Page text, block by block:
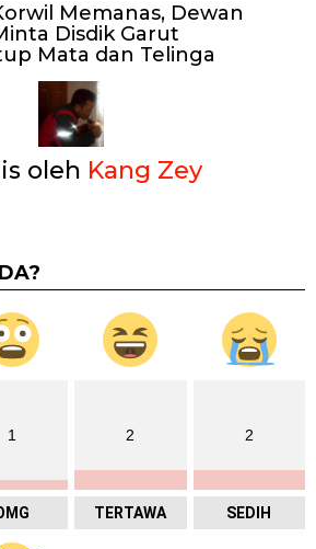
Memanas, Dewan
Disdik Garut
Mata dan Telinga
oleh Kang Zey
1 2
TERTAWA
2
SEDIH